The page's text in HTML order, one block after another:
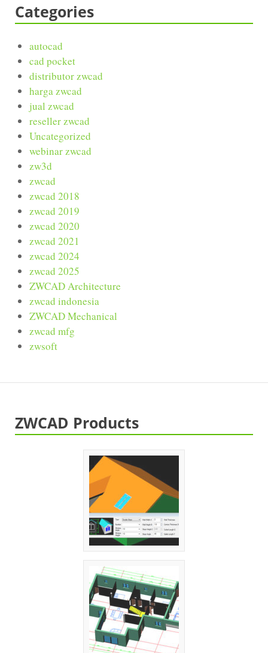
Categories
autocad
cad pocket
distributor zwcad
harga zwcad
jual zwcad
reseller zwcad
Uncategorized
webinar zwcad
zw3d
zwcad
zwcad 2018
zwcad 2019
zwcad 2020
zwcad 2021
zwcad 2024
zwcad 2025
ZWCAD Architecture
zwcad indonesia
ZWCAD Mechanical
zwcad mfg
zwsoft
ZWCAD Products